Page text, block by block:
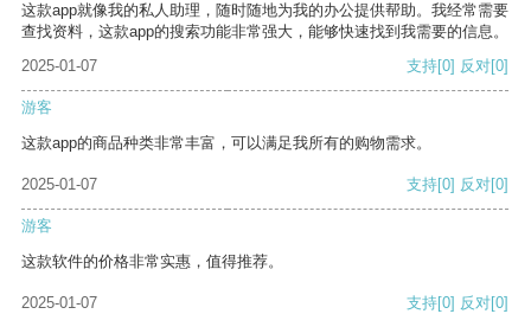
这款app就像我的私人助理，随时随地为我的办公提供帮助。我经常需要
查找资料，这款app的搜索功能非常强大，能够快速找到我需要的信息。
2025-01-07
支持[0] 反对[0]
游客
这款app的商品种类非常丰富，可以满足我所有的购物需求。
2025-01-07 支持[0] 反对[0]
游客
这款软件的价格非常实惠，值得推荐。
2025-01-07 支持[0] 反对[0]